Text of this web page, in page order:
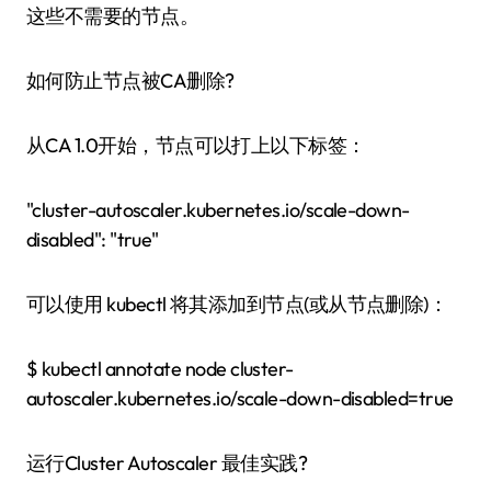
这些不需要的节点。
如何防止节点被CA删除?
从CA 1.0开始，节点可以打上以下标签：
"cluster-autoscaler.kubernetes.io/scale-down-
disabled": "true"
可以使用 kubectl 将其添加到节点(或从节点删除)：
$ kubectl annotate node cluster-
autoscaler.kubernetes.io/scale-down-disabled=true
运行Cluster Autoscaler 最佳实践?